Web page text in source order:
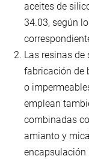
aceites de
34.03, según
Las resinas
fabricación de
o
emplean
combinadas
amianto y
encapsulación